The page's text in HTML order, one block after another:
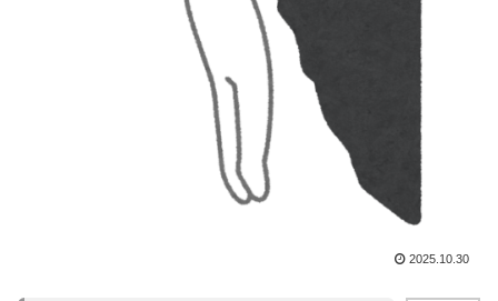
2025.10.30